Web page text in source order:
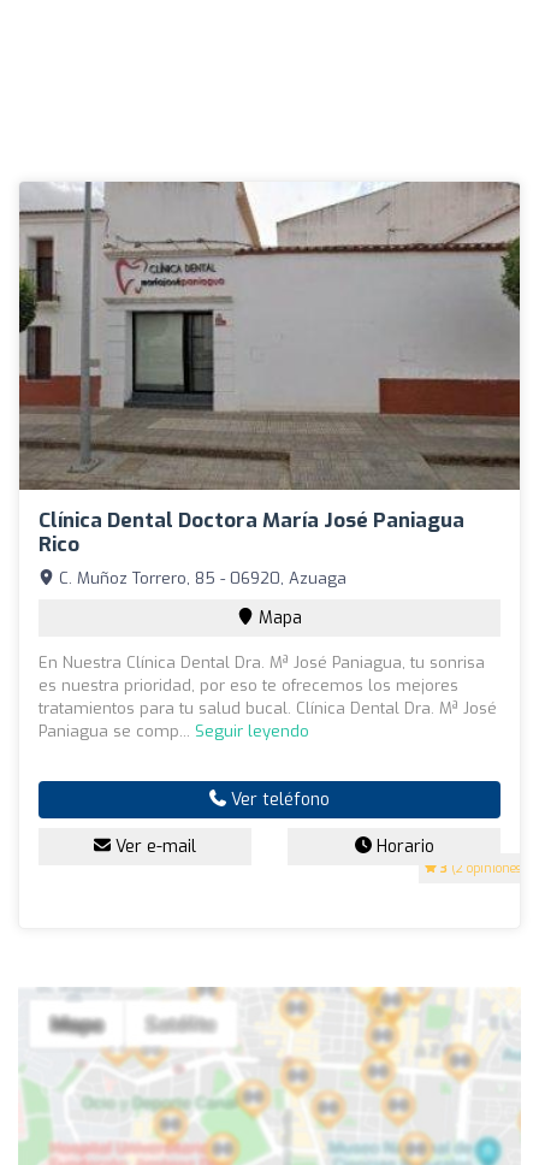
Clínica Dental Doctora María José Paniagua
Rico
3 (2 opiniones)
C. Muñoz Torrero, 85 - 06920, Azuaga
Mapa
En Nuestra Clínica Dental Dra. Mª José Paniagua, tu sonrisa
es nuestra prioridad, por eso te ofrecemos los mejores
tratamientos para tu salud bucal. Clínica Dental Dra. Mª José
Paniagua se comp... Seguir leyendo
Ver teléfono
Ver e-mail Horario